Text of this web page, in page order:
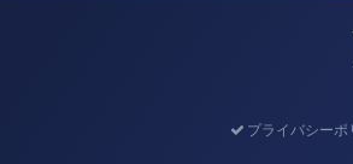
プライバシーポ